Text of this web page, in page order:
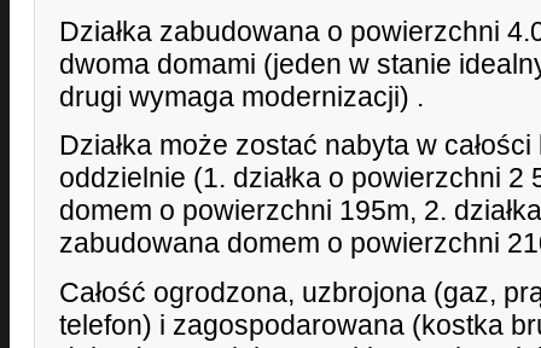
Działka zabudowana o powierzchni
dwoma domami (jeden w stanie
drugi wymaga modernizacji) .
Działka może zostać nabyta w
oddzielnie (1. działka o powierzchni 2
domem o powierzchni 195m, 2.
zabudowana domem o powierzchni
Całość ogrodzona, uzbrojona (gaz,
telefon) i zagospodarowana (kostka